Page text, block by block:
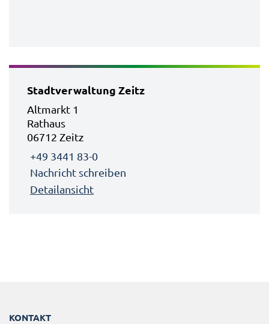
Stadtverwaltung Zeitz
Altmarkt 1
Rathaus
06712 Zeitz
+49 3441 83-0
Nachricht schreiben
Detailansicht
KONTAKT